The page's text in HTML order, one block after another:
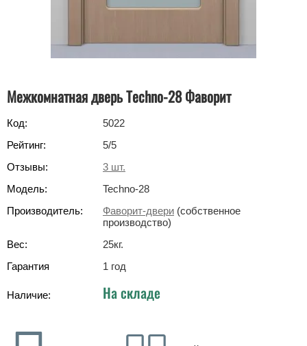
Межкомнатная дверь Techno-28 Фаворит
Код:
5022
Рейтинг:
5/5
Отзывы:
3 шт.
Модель:
Techno-28
Производитель:
Фаворит-двери (собственное
производство)
Вес:
25кг.
Гарантия
1 год
Наличие: На складе